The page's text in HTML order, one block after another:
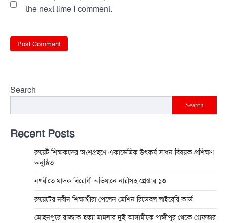
the next time I comment.
Search
Search
Recent Posts
রুয়েট শিক্ষকদের অংশগ্রহণে একাডেমিক উৎকর্ষ সাধন বিষয়ক প্রশিক্ষণ
অনুষ্ঠিত
নগরীতে মাদক বিরোধী অভিযানে নারীসহ গ্রেপ্তার ১৩
রুয়েটের নবীন শিক্ষার্থীরা পেলেন মেশিন রিডেবল লাইব্রেরি কার্ড
মোহনপুরে রাজ্জাক হত্যা মামলার দুই আসামীকে গাজীপুর থেকে গ্রেফতার